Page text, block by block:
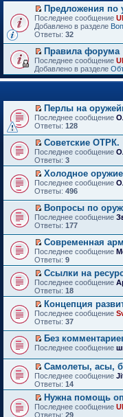
П
е
р
й
т
и
к
п
в
о
м
у
н
е
п
р
о
ч
и
а
н
н
о
м
у
с
о
о
б
щ
е
н
и
ю
Предложения по
Последнее сообщение
Добавлено в разделе
Ответы: 32
П
е
р
е
т
и
к
п
р
в
о
м
у
н
е
п
р
о
ч
т
а
н
н
о
м
у
с
о
о
б
щ
е
н
ю
Правила форума
Последнее сообщение
Добавлено в разделе
П
е
е
й
т
и
к
п
е
в
о
м
у
н
е
п
р
о
ч
и
т
а
н
н
о
м
у
о
о
б
щ
е
н
и
Перлы на
Последнее сообщение
Ответы: 128
П
е
р
е
й
т
и
п
е
в
о
м
у
н
е
п
р
о
ч
и
т
а
н
о
м
у
с
о
о
б
Советские ОТРК.
Последнее сообщение
Ответы: 3
П
е
е
й
т
и
к
п
е
р
в
о
м
у
н
е
п
р
о
ч
т
а
н
н
о
м
у
Холодное оружие
Последнее сообщение
Ответы: 496
П
е
е
й
т
и
к
п
е
р
в
о
м
у
н
е
р
о
ч
и
т
а
н
Вопросы по
Последнее сообщение
Ответы: 177
П
е
р
е
й
т
и
к
п
е
р
в
о
у
н
е
п
р
о
ч
Современная
Последнее сообщение
Ответы: 9
П
е
р
е
й
т
и
п
р
в
о
м
у
н
е
Ссылки на
Последнее сообщение
Ответы: 18
П
е
е
й
т
и
к
п
е
р
в
о
Концепция
Последнее сообщение
Ответы: 37
П
р
е
й
т
и
к
п
Без
Последнее сообщение
П
е
р
е
й
т
Самолеты, асы,
Последнее сообщение
Ответы: 14
П
е
Нужна помощь
Последнее сообщение
Ответы: 29